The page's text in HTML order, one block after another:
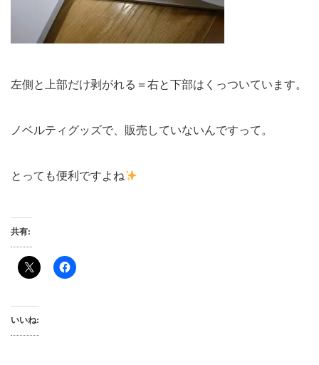
左側と上部だけ剥がれる＝右と下部はくっついています。
ノベルティグッズで、販売していないんですって。
とっても便利ですよね
共有:
いいね: